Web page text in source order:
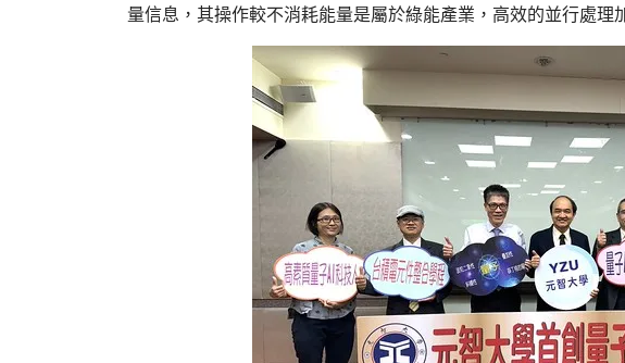
量信息，其操作較不消耗能量是屬於綠能產業，高效的並行處理